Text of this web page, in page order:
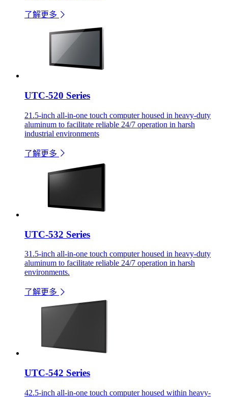
了解更多
UTC-520 Series
21.5-inch all-in-one touch computer housed in heavy-duty
aluminum to facilitate reliable 24/7 operation in harsh
industrial environments
了解更多
UTC-532 Series
31.5-inch all-in-one touch computer housed in heavy-duty
aluminum to facilitate reliable 24/7 operation in harsh
environments.
了解更多
UTC-542 Series
42.5-inch all-in-one touch computer housed within heavy-